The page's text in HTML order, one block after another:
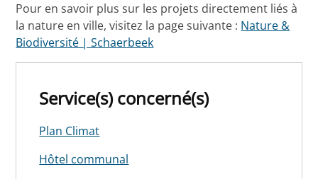
Pour en savoir plus sur les projets directement liés à
la nature en ville, visitez la page suivante : Nature &
Biodiversité | Schaerbeek
Service(s) concerné(s)
Plan Climat
Hôtel communal